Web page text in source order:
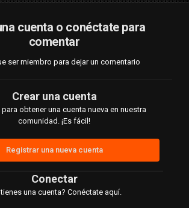
cuenta o conéctate para
comentar
ser miembro para dejar un comentario
Crear una cuenta
obtener una cuenta nueva en nuestra
comunidad. ¡Es fácil!
Registrar una nueva cuenta
Conectar
tienes una cuenta? Conéctate aquí.